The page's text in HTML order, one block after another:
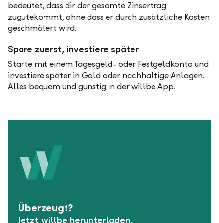
bedeutet, dass dir der gesamte Zinsertrag
zugutekommt, ohne dass er durch zusätzliche Kosten
geschmälert wird.
Spare zuerst, investiere später
Starte mit einem Tagesgeld- oder Festgeldkonto und
investiere später in Gold oder nachhaltige Anlagen.
Alles bequem und günstig in der willbe App.
Überzeugt?
Jetzt willbe herunterladen.